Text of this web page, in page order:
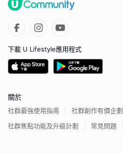
下載 U Lifestyle應用程式
關於
社群最強使用指南
社群創作有價企劃
社群焦點功能及升級計劃
常見問題